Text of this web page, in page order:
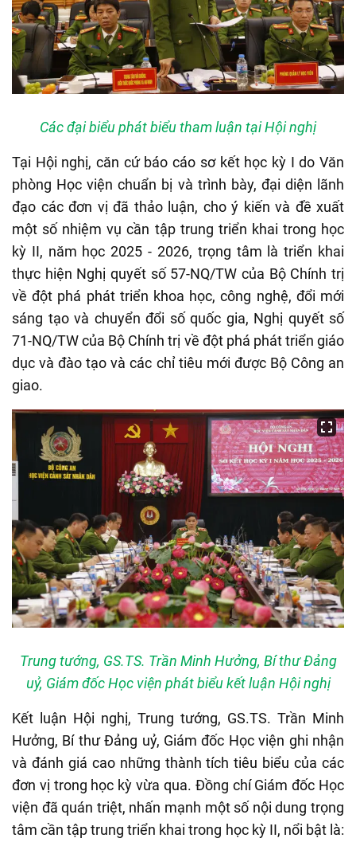
Các đại biểu phát biểu tham luận tại Hội nghị
Tại Hội nghị, căn cứ báo cáo sơ kết học kỳ I do Văn
phòng Học viện chuẩn bị và trình bày, đại diện lãnh
đạo các đơn vị đã thảo luận, cho ý kiến và đề xuất
một số nhiệm vụ cần tập trung triển khai trong học
kỳ II, năm học 2025 - 2026, trọng tâm là triển khai
thực hiện Nghị quyết số 57-NQ/TW của Bộ Chính trị
về đột phá phát triển khoa học, công nghệ, đổi mới
sáng tạo và chuyển đổi số quốc gia, Nghị quyết số
71-NQ/TW của Bộ Chính trị về đột phá phát triển giáo
dục và đào tạo và các chỉ tiêu mới được Bộ Công an
giao.
Trung tướng, GS.TS. Trần Minh Hưởng, Bí thư Đảng
uỷ, Giám đốc Học viện phát biểu kết luận Hội nghị
Kết luận Hội nghị, Trung tướng, GS.TS. Trần Minh
Hưởng, Bí thư Đảng uỷ, Giám đốc Học viện ghi nhận
và đánh giá cao những thành tích tiêu biểu của các
đơn vị trong học kỳ vừa qua. Đồng chí Giám đốc Học
viện đã quán triệt, nhấn mạnh một số nội dung trọng
tâm cần tập trung triển khai trong học kỳ II, nổi bật là: